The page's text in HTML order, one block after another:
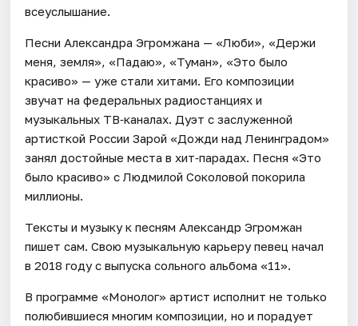
всеуслышание.
Песни Александра Эгромжана — «Люби», «Держи
меня, земля», «Падаю», «Туман», «Это было
красиво» — уже стали хитами. Его композиции
звучат на федеральных радиостанциях и
музыкальных ТВ‑каналах. Дуэт с заслуженной
артисткой России Зарой «Дожди над Ленинградом»
занял достойные места в хит‑парадах. Песня «Это
было красиво» с Людмилой Соколовой покорила
миллионы.
Тексты и музыку к песням Александр Эгромжан
пишет сам. Свою музыкальную карьеру певец начал
в 2018 году с выпуска сольного альбома «11».
В программе «Монолог» артист исполнит не только
полюбившиеся многим композиции, но и порадует